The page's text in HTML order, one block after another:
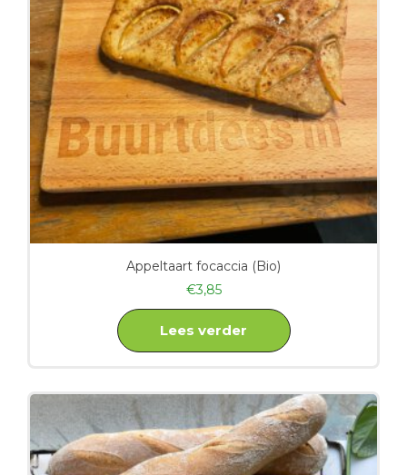
Appeltaart focaccia (Bio)
€3,85
Lees verder